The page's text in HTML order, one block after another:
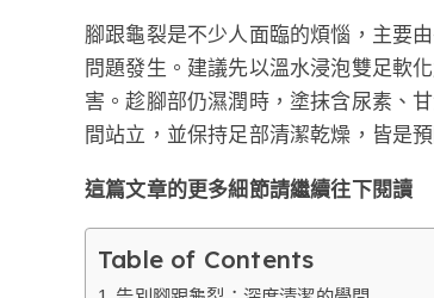
腳跟龜裂是不少人面臨的煩惱，主要
問題發生。建議先以溫水浸泡雙足軟
害。趁腳部仍濕潤時，塗抹含尿素、
間站立，並保持足部清潔乾燥，皆是
這篇文章的更多細節請繼續往下閱讀
Table of Contents